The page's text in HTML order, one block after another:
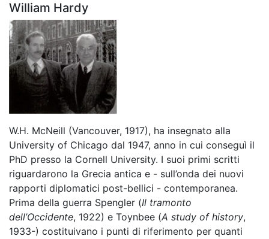
William Hardy
W.H. McNeill (Vancouver, 1917), ha insegnato alla
University of Chicago dal 1947, anno in cui conseguì il
PhD presso la Cornell University. I suoi primi scritti
riguardarono la Grecia antica e - sull’onda dei nuovi
rapporti diplomatici post-bellici - contemporanea.
Prima della guerra Spengler (Il tramonto
dell’Occidente, 1922) e Toynbee (A study of history,
1933-) costituivano i punti di riferimento per quanti